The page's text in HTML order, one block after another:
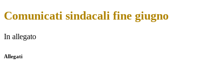
Comunicati sindacali fine giugno
In allegato
Allegati